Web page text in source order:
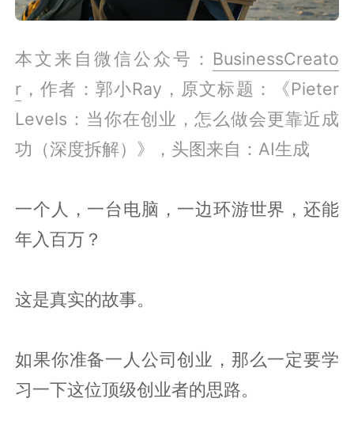
本文来自微信公众号： BusinessCreato
r ，作者：郭小Ray，原文标题：《Pieter
Levels：当你在创业，怎么做会更靠近成
功（深度拆解）》，头图来自：AI生成
一个人，一台电脑，一边环游世界，还能
年入百万？
这是真实的故事。
如果你准备一人公司创业，那么一定要学
习一下这位顶级创业者的思路。